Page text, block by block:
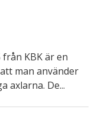
från KBK är en
man använder
axlarna. De...